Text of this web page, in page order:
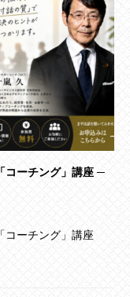
コーチング」講座 ─
コーチング」講座